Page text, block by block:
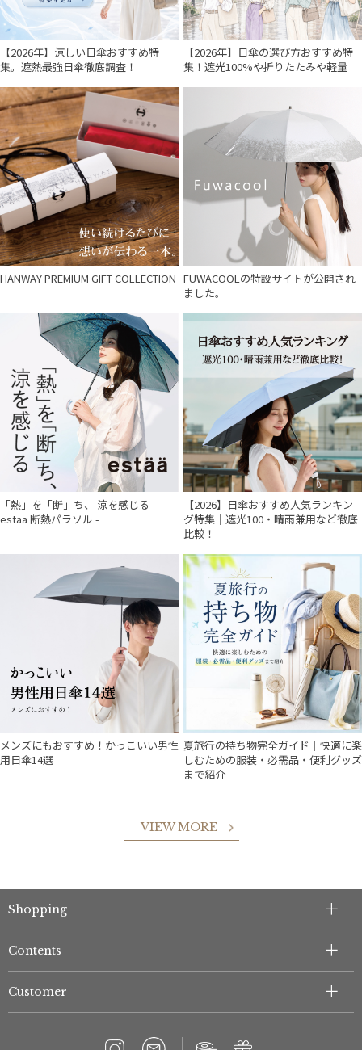
【2026年】涼しい日傘おすすめ特
集。遮熱最強日傘徹底調査！
【2026年】日傘の選び方おすすめ特
集！遮光100%や折りたたみや軽量
HANWAY PREMIUM GIFT COLLECTION FUWACOOLの特設サイトが公開され
ました。
「熱」を「断」ち、 涼を感じる -
estaa 断熱パラソル -
【2026】日傘おすすめ人気ランキン
グ特集｜遮光100・晴雨兼用など徹底
比較！
メンズにもおすすめ！かっこいい男性
用日傘14選
夏旅行の持ち物完全ガイド｜快適に楽
しむための服装・必需品・便利グッズ
まで紹介
VIEW MORE
Shopping
Contents
Customer